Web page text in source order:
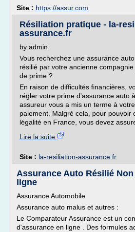
Site : https://assur.com
Résiliation pratique - la-
assurance.fr
by admin
Vous recherchez une assurance
résilié par votre ancienne
de prime ?
En raison de difficultés financières,
régler votre prime d'assurance auto
assureur vous a mis un terme à
paiement. Malgré cela, pour pouvoir
légalité en France, vous devez
Lire la suite
Site : la-resiliation-assurance.fr
Assurance Auto Résilié
ligne
Assurance Automobile
Assurance auto malus et autres :
Le Comparateur Assurance est un
d'assurance en ligne . Des formules